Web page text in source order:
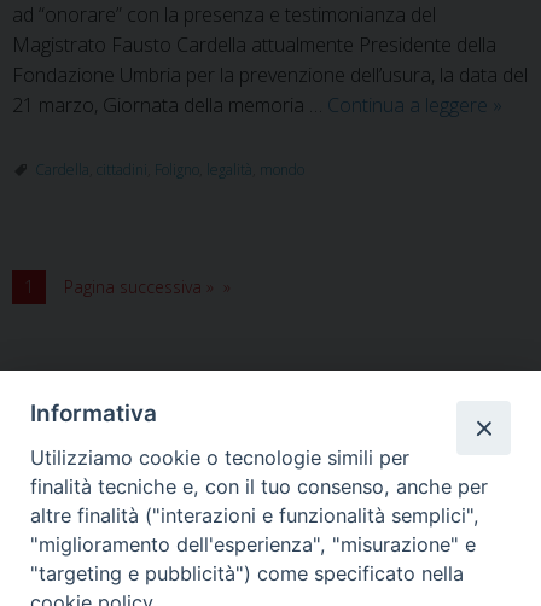
ad “onorare” con la presenza e testimonianza del
Magistrato Fausto Cardella attualmente Presidente della
Fondazione Umbria per la prevenzione dell’usura, la data del
21 marzo, Giornata della memoria … Continua a leggere »
Cardella cittadini Foligno legalità mondo
1 Pagina successiva »
HOME VESCOVO ORARI MESSE
CURIA VESCOVILE
TUTELA MINORI
UFFICI PASTORALI PERSONE
VITA CONSACRATA
DOCUMENTI
CONTATTI
Copyright © 2018 Diocesi di Foligno /Curia . Piazza Mons. Faloci 3 - 06034
Informativa
Utilizziamo cookie o tecnologie simili per
finalità tecniche e, con il tuo consenso, anche per
altre finalità ("interazioni e funzionalità semplici",
"miglioramento dell'esperienza", "misurazione" e
"targeting e pubblicità") come specificato nella